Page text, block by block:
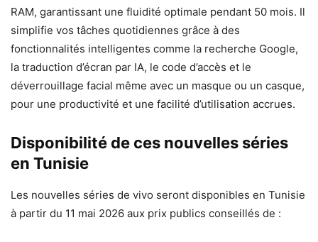
RAM, garantissant une fluidité optimale pendant 50 mois. Il
simplifie vos tâches quotidiennes grâce à des
fonctionnalités intelligentes comme la recherche Google,
la traduction d’écran par IA, le code d’accès et le
déverrouillage facial même avec un masque ou un casque,
pour une productivité et une facilité d’utilisation accrues.
Disponibilité de ces nouvelles séries
en Tunisie
Les nouvelles séries de vivo seront disponibles en Tunisie
à partir du 11 mai 2026 aux prix publics conseillés de :